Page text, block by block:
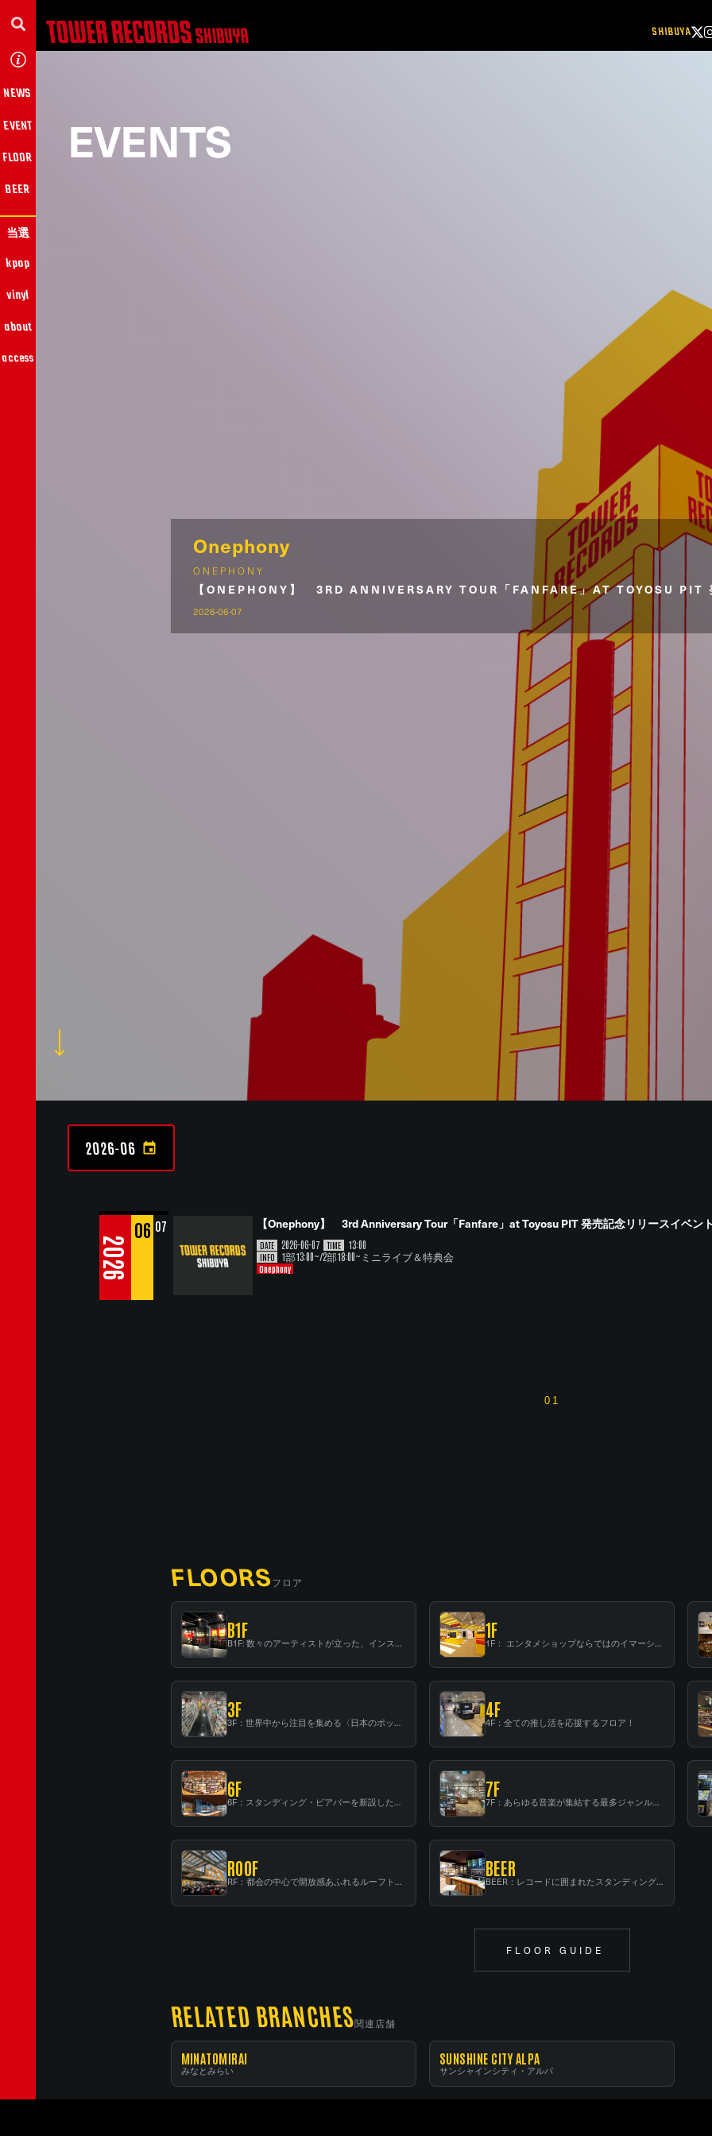
SHIBUYA
NEWS
EVENT
当選
FLOOR
BEER
kpop
vinyl
about
access
EVENTS
Onephony
ONEPHONY
【ONEPHONY】 3RD ANNIVERSARY TOUR「FANFARE」AT TOYOSU PIT
2026-06-07
2026-06
2026
06 07 【Onephony】 3rd Anniversary Tour「Fanfare」at Toyosu PIT 発売記念リリースイベン
DATE 2026-06-07 TIME 13:00
INFO 1部13:00~/2部18:00~ミニライブ＆特典会
Onephony
01
FLOORSフロア
B1F
B1F: 数々のアーティストが立った、インストアイベントの聖地！
1F
1F： エンタメショップならではのイマーシブ空間
3F
3F：世界中から注目を集める〈日本のポップカルチャー〉の発信基地！
4F
4F：全ての推し活を応援するフロア！
6F
6F：スタンディング・ビアバーを新設した日本最大規模のレコード専門フロア！
7F
7F：あらゆる音楽が集結する最多ジャンルフロア！
ROOF
RF：都会の中心で開放感あふれるルーフトップイベントスペース
BEER
BEER：レコードに囲まれたスタンディングバー
FLOOR GUIDE
RELATED BRANCHES関連店舗
MINATOMIRAI
みなとみらい
SUNSHINE CITY ALPA
サンシャインシティ・アルパ